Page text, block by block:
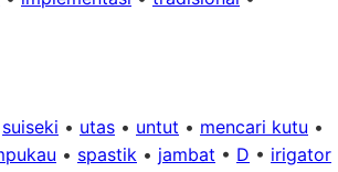
suiseki • utas • untut • mencari kutu •
• spastik • jambat • D • irigator